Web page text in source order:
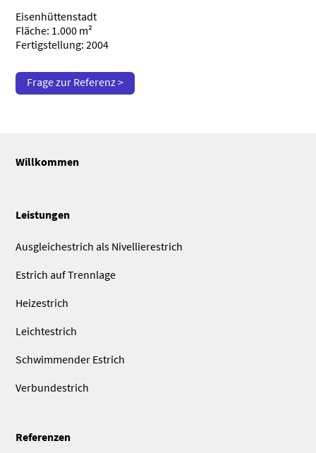
Eisenhüttenstadt
Fläche: 1.000 m²
Fertigstellung: 2004
Frage zur Referenz >
Willkommen
Leistungen
Ausgleichestrich als Nivellierestrich
Estrich auf Trennlage
Heizestrich
Leichtestrich
Schwimmender Estrich
Verbundestrich
Referenzen